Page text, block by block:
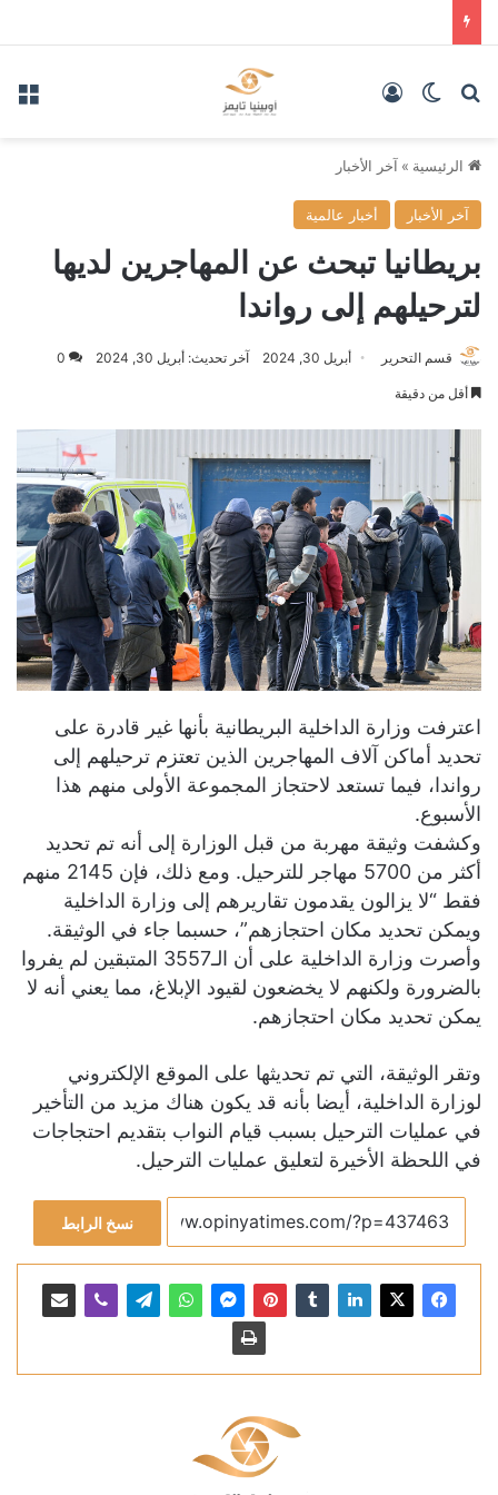
بحث عنالوضع المظلم
الرئيسية » آخر الأخبار
آخر الأخبار أخبار عالمية
بريطانيا تبحث عن المهاجرين لديها
لترحيلهم إلى رواندا
قسم التحرير أبريل 30, 2024 آخر تحديث: أبريل 30, 2024 0
أقل من دقيقة
اعترفت وزارة الداخلية البريطانية بأنها غير قادرة على
تحديد أماكن آلاف المهاجرين الذين تعتزم ترحيلهم إلى
رواندا، فيما تستعد لاحتجاز المجموعة الأولى منهم هذا
الأسبوع.
وكشفت وثيقة مهربة من قبل الوزارة إلى أنه تم تحديد
أكثر من 5700 مهاجر للترحيل. ومع ذلك، فإن 2145 منهم
فقط “لا يزالون يقدمون تقاريرهم إلى وزارة الداخلية
ويمكن تحديد مكان احتجازهم”، حسبما جاء في الوثيقة.
وأصرت وزارة الداخلية على أن الـ3557 المتبقين لم يفروا
بالضرورة ولكنهم لا يخضعون لقيود الإبلاغ، مما يعني أنه لا
يمكن تحديد مكان احتجازهم.
وتقر الوثيقة، التي تم تحديثها على الموقع الإلكتروني
لوزارة الداخلية، أيضا بأنه قد يكون هناك مزيد من التأخير
في عمليات الترحيل بسبب قيام النواب بتقديم احتجاجات
في اللحظة الأخيرة لتعليق عمليات الترحيل.
نسخ الرابط